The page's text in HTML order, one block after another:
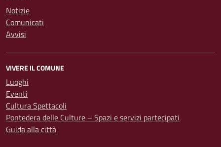
Notizie
Comunicati
Avvisi
VIVERE IL COMUNE
Luoghi
Eventi
Cultura Spettacoli
Pontedera delle Culture – Spazi e servizi partecipati
Guida alla città